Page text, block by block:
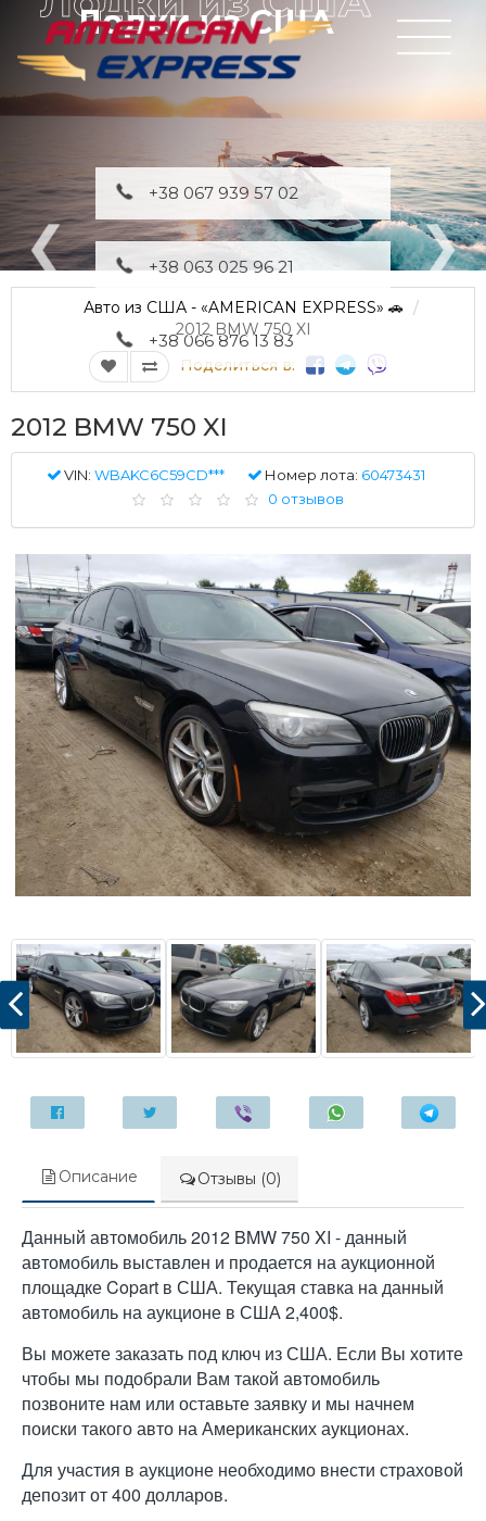
Лодки из США
+38 067 939 57 02
+38 063 025 96 21
+38 066 876 13 83
Авто из США - «AMERICAN EXPRESS» 🚗
2012 BMW 750 XI
Поделиться в:
2012 BMW 750 XI
VIN: WBAKC6C59CD*** Номер лота: 60473431
0 отзывов
Описание Отзывы (0)
Данный автомобиль 2012 BMW 750 XI - данный
автомобиль выставлен и продается на аукционной
площадке Copart в США. Текущая ставка на данный
автомобиль на аукционе в США 2,400$.
Вы можете заказать под ключ из США. Если Вы хотите
чтобы мы подобрали Вам такой автомобиль
позвоните нам или оставьте заявку и мы начнем
поиски такого авто на Американских аукционах.
Для участия в аукционе необходимо внести страховой
депозит от 400 долларов.